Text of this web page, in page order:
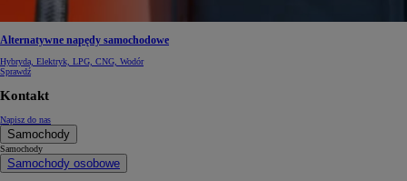
Alternatywne napędy samochodowe
Hybryda, Elektryk, LPG, CNG, Wodór
Sprawdź
Kontakt
Napisz do nas
Samochody
Samochody
Samochody osobowe